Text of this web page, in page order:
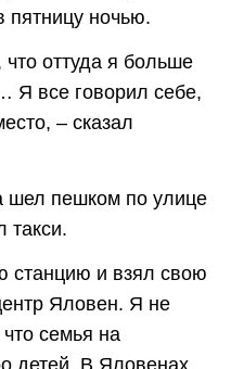
пятницу ночью.
оттуда я больше
Я все говорил себе,
– сказал
шел пешком по улице
такси.
станцию и взял свою
Яловен. Я не
семья на
детей. В Яловенах